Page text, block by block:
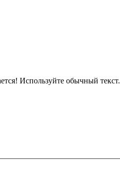
Используйте обычный текст.